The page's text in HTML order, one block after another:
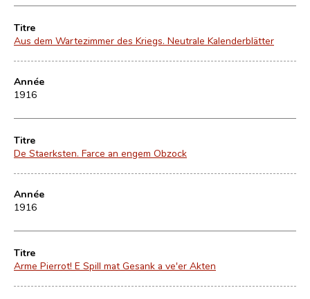
Titre
Aus dem Wartezimmer des Kriegs. Neutrale Kalenderblätter
Année
1916
Titre
De Staerksten. Farce an engem Obzock
Année
1916
Titre
Arme Pierrot! E Spill mat Gesank a ve'er Akten